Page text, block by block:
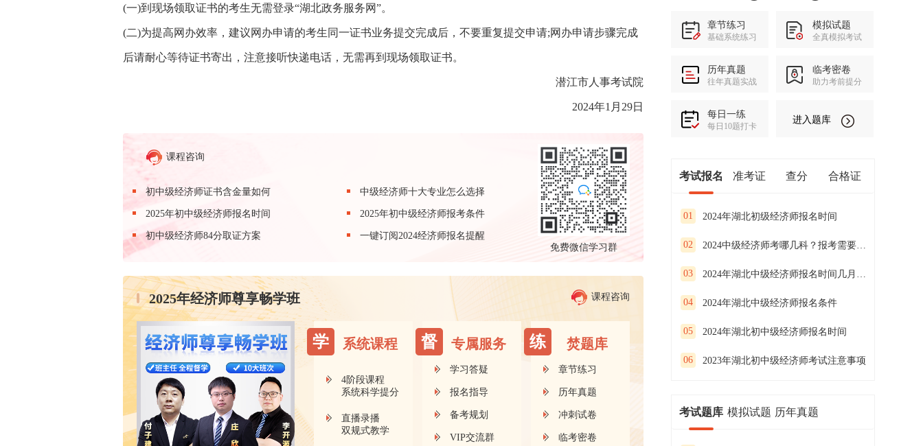
(一)到现场领取证书的考生无需登录“湖北政务服务网”。
(二)为提高网办效率，建议网办申请的考生同一证书业务提交完成后，不要重复提交申请;网办申请步骤完成
后请耐心等待证书寄出，注意接听快递电话，无需再到现场领取证书。
潜江市人事考试院
2024年1月29日
课程咨询
初中级经济师证书含金量如何 中级经济师十大专业怎么选择
2025年初中级经济师报名时间 2025年初中级经济师报考条件
初中级经济师84分取证方案
一键订阅2024经济师报名提醒
免费微信学习群
2025年经济师尊享畅学班 课程咨询
学 系统课程
4阶段课程
系统科学提分
直播录播
双规式教学
督 专属服务
学习答疑
报名指导
备考规划
VIP交流群
练 焚题库
章节练习
历年真题
冲刺试卷
临考密卷
章节练习
基础系统练习
模拟试题
全真模拟考试
历年真题
往年真题实战
临考密卷
助力考前提分
每日一练
每日10题打卡
进入题库
考试报名 准考证 查分 合格证
01 2024年湖北初级经济师报名时间
02 2024中级经济师考哪几科？报考需要什么条件？
03 2024年湖北中级经济师报名时间几月份？
04 2024年湖北中级经济师报名条件
05 2024年湖北初中级经济师报名时间
06 2023年湖北初中级经济师考试注意事项
考试题库 模拟试题 历年真题